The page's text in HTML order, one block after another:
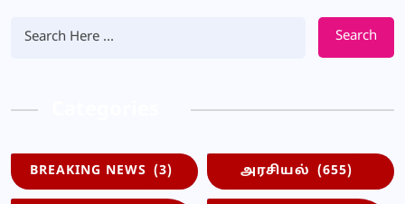
Search
BREAKING NEWS (3) அரசியல் (655)